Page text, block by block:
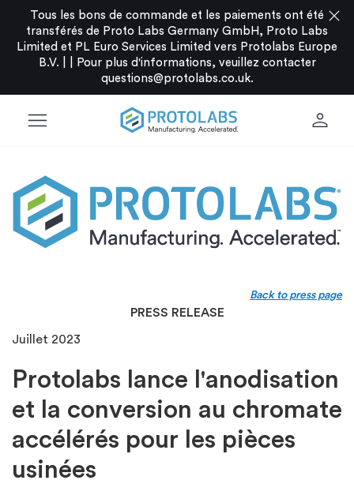
Tous les bons de commande et les paiements ont été
transférés de Proto Labs Germany GmbH, Proto Labs
Limited et PL Euro Services Limited vers Protolabs Europe
B.V. |
Pour plus d'informations, veuillez contacter
questions@protolabs.co.uk.
close
menu person
Back to press page
PRESS RELEASE
Juillet 2023
Protolabs lance l'anodisation
et la conversion au chromate
accélérés pour les pièces
usinées